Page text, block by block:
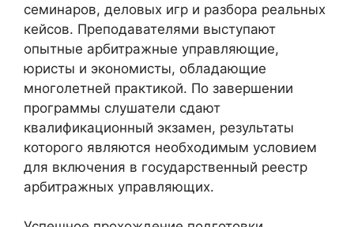
семинаров, деловых игр и разбора реальных
кейсов. Преподавателями выступают
опытные арбитражные управляющие,
юристы и экономисты, обладающие
многолетней практикой. По завершении
программы слушатели сдают
квалификационный экзамен, результаты
которого являются необходимым условием
для включения в государственный реестр
арбитражных управляющих.